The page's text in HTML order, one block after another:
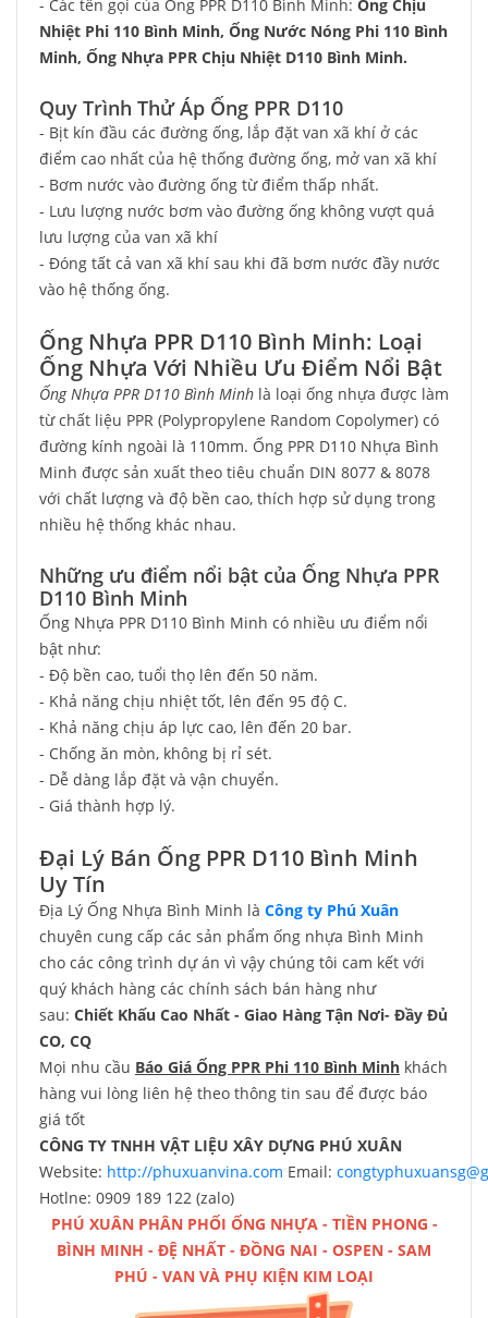
- Các tên gọi của Ống PPR D110 Bình Minh: Ống Chịu
Nhiệt Phi 110 Bình Minh, Ống Nước Nóng Phi 110 Bình
Minh, Ống Nhựa PPR Chịu Nhiệt D110 Bình Minh.
Quy Trình Thử Áp Ống PPR D110
- Bịt kín đầu các đường ống, lắp đặt van xã khí ở các
điểm cao nhất của hệ thống đường ống, mở van xã khí
- Bơm nước vào đường ống từ điểm thấp nhất.
- Lưu lượng nước bơm vào đường ống không vượt quá
lưu lượng của van xã khí
- Đóng tất cả van xã khí sau khi đã bơm nước đầy nước
vào hệ thống ống.
Ống Nhựa PPR D110 Bình Minh: Loại
Ống Nhựa Với Nhiều Ưu Điểm Nổi Bật
Ống Nhựa PPR D110 Bình Minh là loại ống nhựa được làm
từ chất liệu PPR (Polypropylene Random Copolymer) có
đường kính ngoài là 110mm. Ống PPR D110 Nhựa Bình
Minh được sản xuất theo tiêu chuẩn DIN 8077 & 8078
với chất lượng và độ bền cao, thích hợp sử dụng trong
nhiều hệ thống khác nhau.
Những ưu điểm nổi bật của Ống Nhựa PPR
D110 Bình Minh
Ống Nhựa PPR D110 Bình Minh có nhiều ưu điểm nổi
bật như:
- Độ bền cao, tuổi thọ lên đến 50 năm.
- Khả năng chịu nhiệt tốt, lên đến 95 độ C.
- Khả năng chịu áp lực cao, lên đến 20 bar.
- Chống ăn mòn, không bị rỉ sét.
- Dễ dàng lắp đặt và vận chuyển.
- Giá thành hợp lý.
Đại Lý Bán Ống PPR D110 Bình Minh
Uy Tín
Địa Lý Ống Nhựa Bình Minh là Công ty Phú Xuân
chuyên cung cấp các sản phẩm ống nhựa Bình Minh
cho các công trình dự án vì vậy chúng tôi cam kết với
quý khách hàng các chính sách bán hàng như
sau: Chiết Khấu Cao Nhất - Giao Hàng Tận Nơi- Đầy Đủ
CO, CQ
Mọi nhu cầu Báo Giá Ống PPR Phi 110 Bình Minh khách
hàng vui lòng liên hệ theo thông tin sau để được báo
giá tốt
CÔNG TY TNHH VẬT LIỆU XÂY DỰNG PHÚ XUÂN
Website: http://phuxuanvina.com Email:
Hotlne: 0909 189 122 (zalo)
PHÚ XUÂNPHÂN PHỐI ỐNG NHỰA- TIỀN PHONG -
BÌNH MINH - ĐỆ NHẤT - ĐỒNG NAI - OSPEN - SAM
PHÚ - VAN VÀ PHỤ KIỆN KIM LOẠI